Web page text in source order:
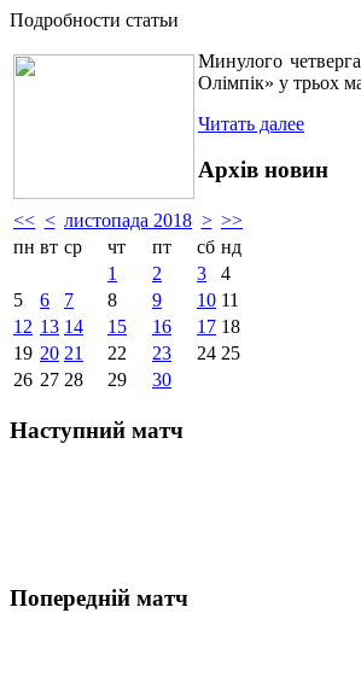
Подробности статьи
Минулого
Олімпік» у трьох
Читать далее
Архів новин
<< < листопада 2018 > >>
пн вт ср чт пт сб нд
1
2 3
4
5
6 7 8 9 10 11
12 13 14 15 16 17 18
19 20 21 22 23 24 25
26 27 28 29 30
Наступний матч
Попередній матч